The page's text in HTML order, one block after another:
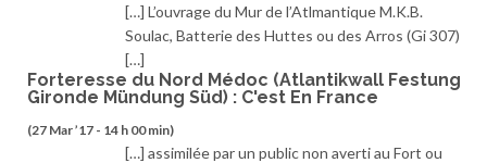
[…] L’ouvrage du Mur de l’Atlmantique M.K.B.
Soulac, Batterie des Huttes ou des Arros (Gi 307)
[…]
Forteresse du Nord Médoc (Atlantikwall Festung
Gironde Mündung Süd) : C'est En France
(27 Mar ’17 - 14 h 00 min)
[…] assimilée par un public non averti au Fort ou